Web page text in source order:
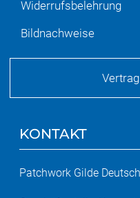
Widerrufsbelehrung
Bildnachweise
KONTAKT
Patchwork Gilde